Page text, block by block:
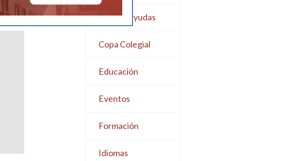
Becas y ayudas
Copa Colegial
Educación
Eventos
Formación
Idiomas